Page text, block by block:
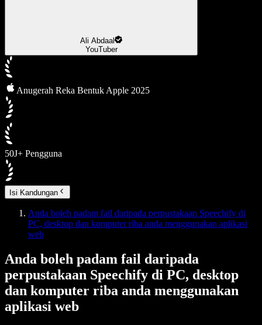
Ali Abdaal
YouTuber
Anugerah Reka Bentuk Apple 2025
50J+ Pengguna
Isi Kandungan
Anda boleh padam fail daripada perpustakaan Speechify di
PC, desktop dan komputer riba anda menggunakan aplikasi
web
Anda boleh padam fail daripada
perpustakaan Speechify di PC, desktop
dan komputer riba anda menggunakan
aplikasi web